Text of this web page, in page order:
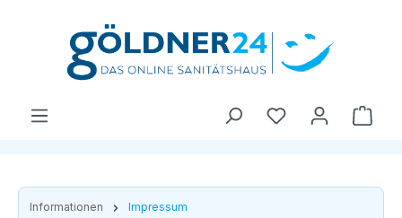
Zum Hauptinhalt springen
Informationen Impressum